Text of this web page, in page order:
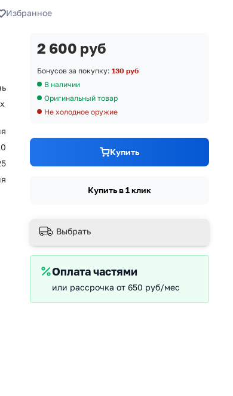
Избранное
2 600 руб
Бонусов за покупку: 130 руб
В наличии
Оригинальный товар
Не холодное оружие
Купить
Купить в 1 клик
Выбрать
Оплата частями
или рассрочка от 650 руб/мес